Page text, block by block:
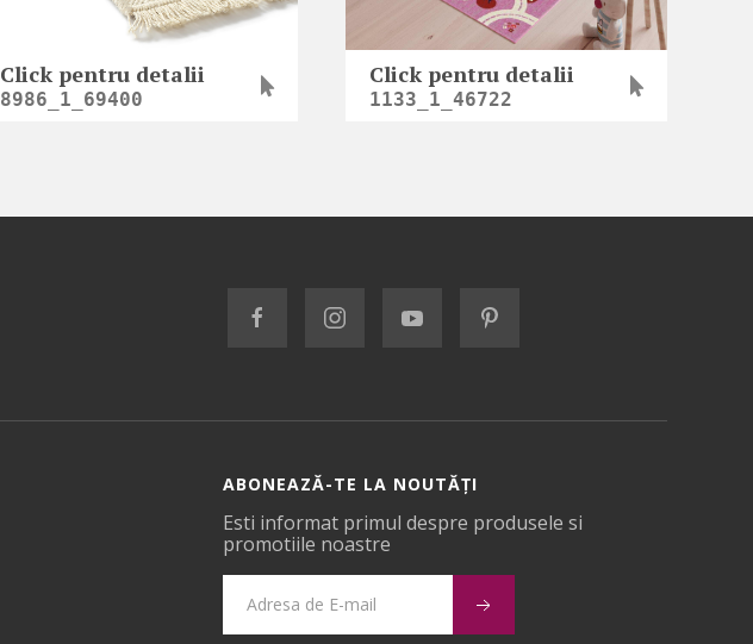
Click pentru detalii
8986_1_69400
Click pentru detalii
1133_1_46722
ABONEAZĂ-TE LA NOUTĂȚI
Esti informat primul despre produsele si
promotiile noastre